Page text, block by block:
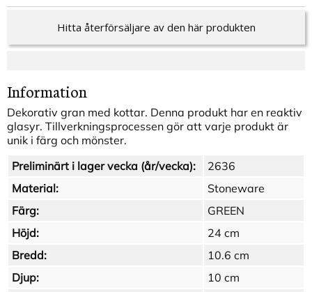
Hitta återförsäljare av den här produkten
Information
Dekorativ gran med kottar. Denna produkt har en reaktiv
glasyr. Tillverkningsprocessen gör att varje produkt är
unik i färg och mönster.
Preliminärt i lager vecka (år/vecka):
2636
Material:
Stoneware
Färg:
GREEN
Höjd:
24 cm
Bredd:
10.6 cm
Djup:
10 cm